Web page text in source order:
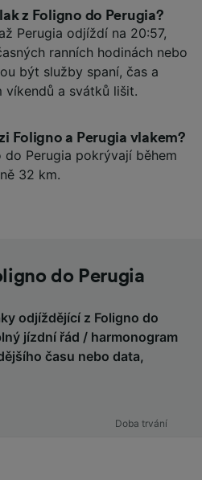
z Foligno do Perugia?
Perugia odjíždí na 20:57,
ranních hodinách nebo
být služby spaní, čas a
víkendů a svátků lišit.
Foligno a Perugia vlakem?
Perugia pokrývají během
32 km.
do Perugia
odjíždějící z Foligno do
jízdní řád / harmonogram
času nebo data,
Doba trvání